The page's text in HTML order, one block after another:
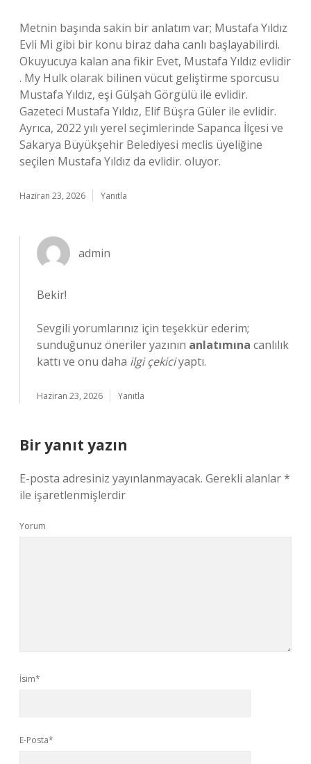
Metnin başında sakin bir anlatım var; Mustafa Yıldız
Evli Mi gibi bir konu biraz daha canlı başlayabilirdi.
Okuyucuya kalan ana fikir Evet, Mustafa Yıldız evlidir
. My Hulk olarak bilinen vücut geliştirme sporcusu
Mustafa Yıldız, eşi Gülşah Görgülü ile evlidir.
Gazeteci Mustafa Yıldız, Elif Büşra Güler ile evlidir.
Ayrıca, 2022 yılı yerel seçimlerinde Sapanca İlçesi ve
Sakarya Büyükşehir Belediyesi meclis üyeliğine
seçilen Mustafa Yıldız da evlidir. oluyor.
Haziran 23, 2026 Yanıtla
admin
Bekir!
Sevgili yorumlarınız için teşekkür ederim;
sunduğunuz öneriler yazının anlatımına canlılık
kattı ve onu daha ilgi çekiciyaptı.
Haziran 23, 2026 Yanıtla
Bir yanıt yazın
E-posta adresiniz yayınlanmayacak. Gerekli alanlar*
ile işaretlenmişlerdir
Yorum
İsim*
E-Posta*